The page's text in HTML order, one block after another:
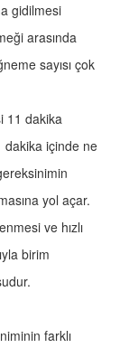
gidilmesi
arasında
sayısı çok
11 dakika
dakika içinde ne
yol açar.
ve hızlı
birim
farklı